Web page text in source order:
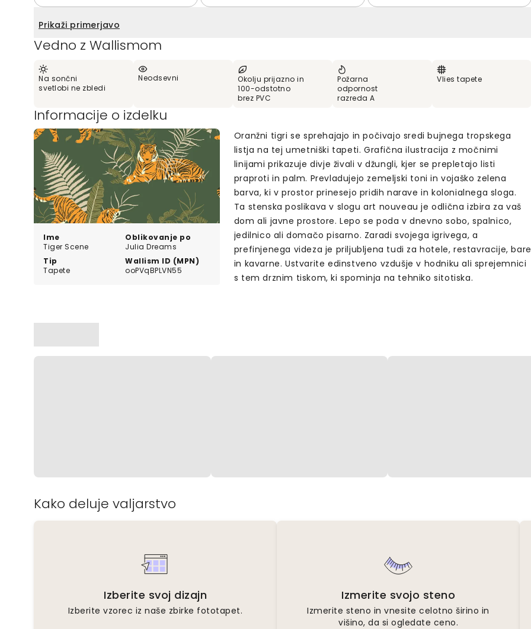
Prikaži primerjavo
Vedno z Wallismom
Na sončni
svetlobi ne zbledi
Neodsevni
Okolju prijazno in
100-odstotno
brez PVC
Požarna
odpornost
razreda A
Vlies tapete
Informacije o izdelku
Ime
Tiger Scene
Oblikovanje po
Julia Dreams
Tip
Tapete
Wallism ID (MPN)
ooPVqBPLVN55
Oranžni tigri se sprehajajo in počivajo sredi bujnega tropskega
listja na tej umetniški tapeti. Grafična ilustracija z močnimi
linijami prikazuje divje živali v džungli, kjer se prepletajo listi
praproti in palm. Prevladujejo zemeljski toni in vojaško zelena
barva, ki v prostor prinesejo pridih narave in kolonialnega sloga.
Ta stenska poslikava v slogu art nouveau je odlična izbira za vaš
dom ali javne prostore. Lepo se poda v dnevno sobo, spalnico,
jedilnico ali domačo pisarno. Zaradi svojega igrivega, a
prefinjenega videza je priljubljena tudi za hotele, restavracije, bare
in kavarne. Ustvarite edinstveno vzdušje v hodniku ali sprejemnici
s tem drznim tiskom, ki spominja na tehniko sitotiska.
Kako deluje valjarstvo
Izberite svoj dizajn
Izberite vzorec iz naše zbirke fototapet.
Izmerite svojo steno
Izmerite steno in vnesite celotno širino in
višino, da si ogledate ceno.